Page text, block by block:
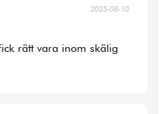
2025-08-10
rätt vara inom skälig